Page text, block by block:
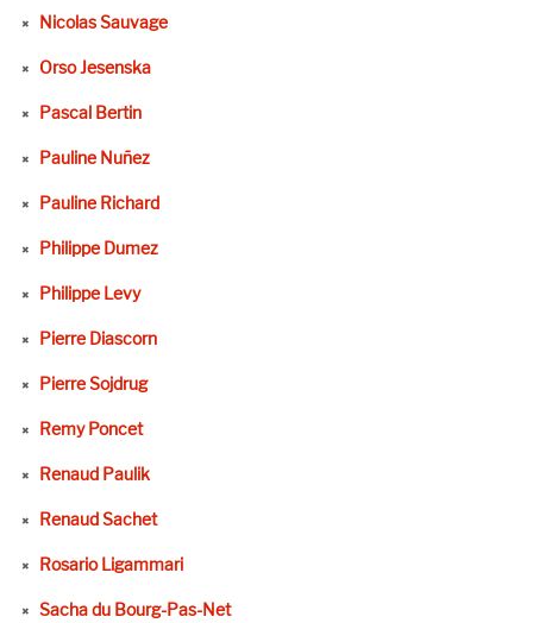
Nicolas Sauvage
Orso Jesenska
Pascal Bertin
Pauline Nuñez
Pauline Richard
Philippe Dumez
Philippe Levy
Pierre Diascorn
Pierre Sojdrug
Remy Poncet
Renaud Paulik
Renaud Sachet
Rosario Ligammari
Sacha du Bourg-Pas-Net